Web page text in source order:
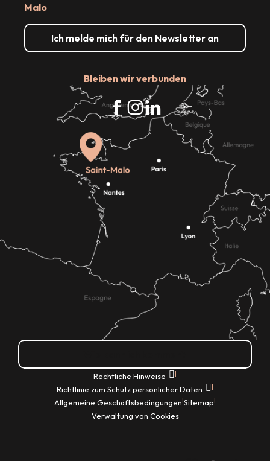
Malo
Ich melde mich für den Newsletter an
Bleiben wir verbunden
Rechtliche Hinweise |
Richtlinie zum Schutz persönlicher Daten |
Allgemeine Geschäftsbedingungen|Sitemap|
Verwaltung von Cookies